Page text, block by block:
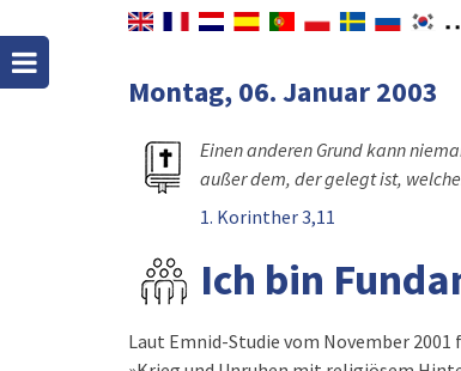
Montag, 06. Januar 2003
Einen anderen Grund kann
außer dem, der gelegt ist,
1. Korinther 3,11
Ich bin
Laut Emnid-Studie vom November 2001